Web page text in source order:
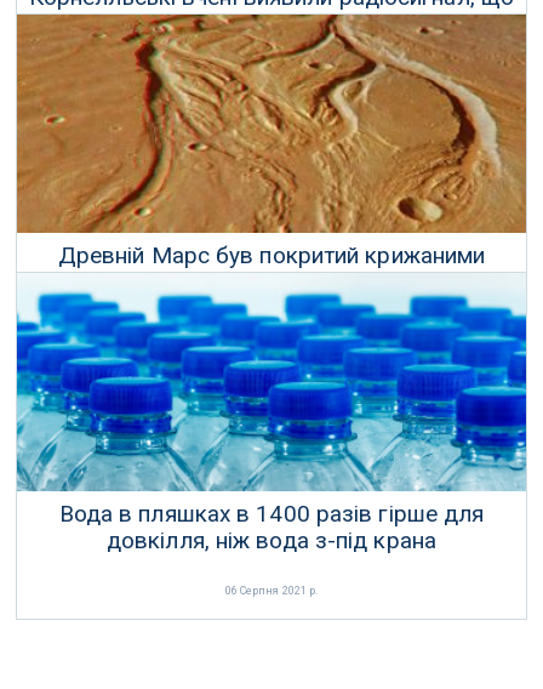
виходить від екзопланети
18 Грудня 2020 р.
Древній Марс був покритий крижаними
щитами, а не річками
08 Серпня 2020 р.
Вода в пляшках в 1400 разів гірше для
довкілля, ніж вода з-під крана
06 Серпня 2021 р.